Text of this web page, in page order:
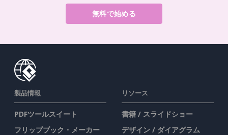
無料で始める
製品情報
PDFツールスイート
フリップブック・メーカー
リソース
書籍 / スライドショー
デザイン / ダイアグラム